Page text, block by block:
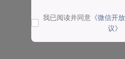
我已阅读并同意 《微信开
议》